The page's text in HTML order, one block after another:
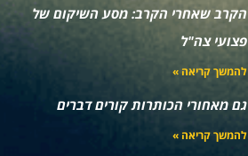
הקרב שאחרי הקרב: מסע השיקום של
פצועי צה"ל
להמשך קריאה »
גם מאחורי הכותרות קורים דברים
להמשך קריאה »